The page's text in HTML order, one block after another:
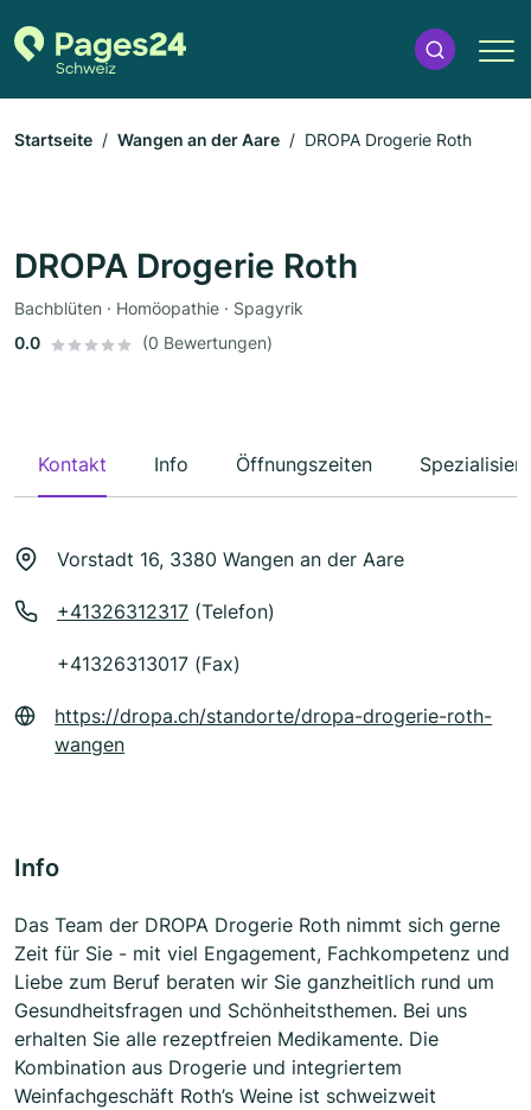
Startseite Wangen an der Aare DROPA Drogerie Roth
DROPA Drogerie Roth
Bachblüten · Homöopathie · Spagyrik
0.0
(0 Bewertungen)
Kontakt Info Öffnungszeiten
Vorstadt 16, 3380 Wangen an der Aare
+41326312317 (Telefon)
+41326313017 (Fax)
https://dropa.ch/standorte/dropa-drogerie-roth-
wangen
Info
Das Team der DROPA Drogerie Roth nimmt sich gerne
Zeit für Sie - mit viel Engagement, Fachkompetenz und
Liebe zum Beruf beraten wir Sie ganzheitlich rund um
Gesundheitsfragen und Schönheitsthemen. Bei uns
erhalten Sie alle rezeptfreien Medikamente. Die
Kombination aus Drogerie und integriertem
Weinfachgeschäft Roth’s Weine ist schweizweit